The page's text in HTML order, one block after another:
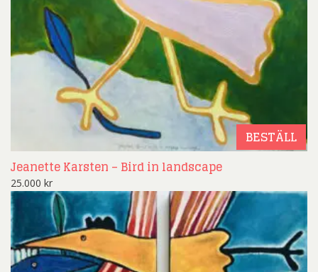
BESTÄLL
Jeanette Karsten – Bird in landscape
25.000 kr